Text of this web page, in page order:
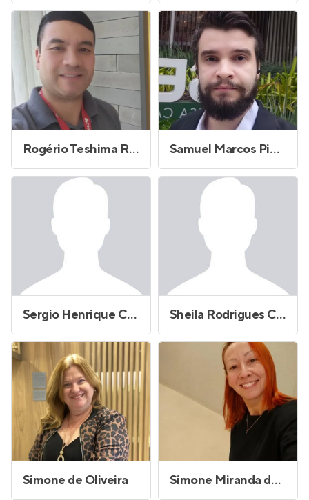
Rogério Teshima Rissetto Samuel Marcos Pinto
Sergio Henrique Cocurullo Simoes Sheila Rodrigues Cruz
Simone de Oliveira Simone Miranda da Silva